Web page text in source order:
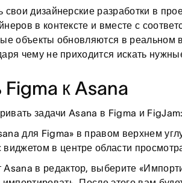
дизайнерские разработки в
в контексте и вместе с
объекты обновляются в
чему не приходится искать
Figma к Asana
задачи Asana в Figma и FigJam:
для Figma» в правом верхнем
в центре области
в редактор, выберите